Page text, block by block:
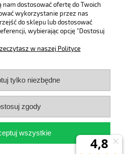
konto
i dostawa
nam dostosować ofertę do Twoich
wykorzystanie przez nas
do sklepu lub dostosować
wybierając opcję "Dostosuj
w naszej Polityce
tylko niezbędne
zgody
wszystkie